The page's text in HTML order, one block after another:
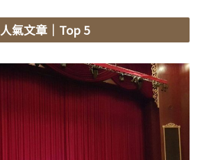
人氣文章｜Top 5